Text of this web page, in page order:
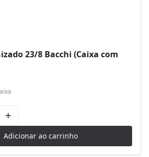
23/8 Bacchi (Caixa com
Adicionar ao carrinho